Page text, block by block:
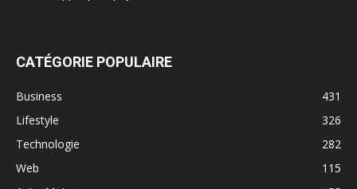
CATÉGORIE POPULAIRE
Business
431
Lifestyle
326
Technologie
282
Web
115